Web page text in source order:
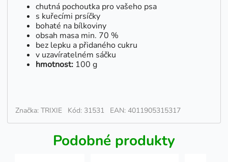
chutná pochoutka pro vašeho psa
s kuřecími prsíčky
bohaté na bílkoviny
obsah masa min. 70 %
bez lepku a přidaného cukru
v uzavíratelném sáčku
hmotnost: 100 g
Značka: TRIXIE Kód: 31531 EAN: 4011905315317
Podobné produkty